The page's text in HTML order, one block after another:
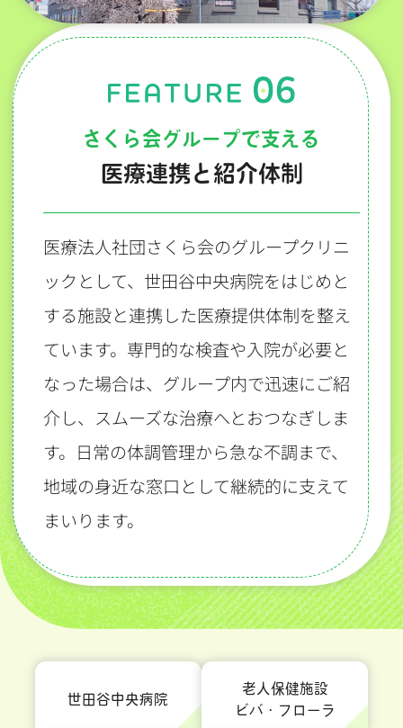
さくら会グループで支える
医療連携と紹介体制
医療法人社団さくら会のグループクリニ
ックとして、世田谷中央病院をはじめと
する施設と連携した医療提供体制を整え
ています。専門的な検査や入院が必要と
なった場合は、グループ内で迅速にご紹
介し、スムーズな治療へとおつなぎしま
す。日常の体調管理から急な不調まで、
地域の身近な窓口として継続的に支えて
まいります。
世田谷中央病院
老人保健施設
ビバ・フローラ